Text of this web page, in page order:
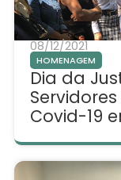
08/12/2021
HOMENAGEM
Dia da
Covid-19